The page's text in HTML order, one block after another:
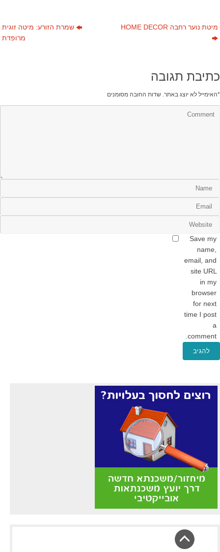
שמרת הזורע: מיטה זוגית
מרופדת
מיטת נוער רחבה HOME DECOR
כתיבת תגובה
האימייל לא יוצג באתר. שדות החובה מסומנים *
Save my
name,
email, and
site URL
in my
browser
for next
time I post
a
comment.